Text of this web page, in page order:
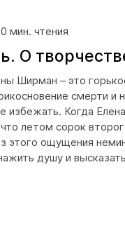
мин. чтения
О
Ширман – это
смерти и
избежать. Когда
летом сорок
этого ощущения
душу и